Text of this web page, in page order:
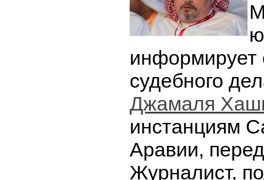
информирует
судебного
Джамаля
инстанциям
Аравии,
Журналист,